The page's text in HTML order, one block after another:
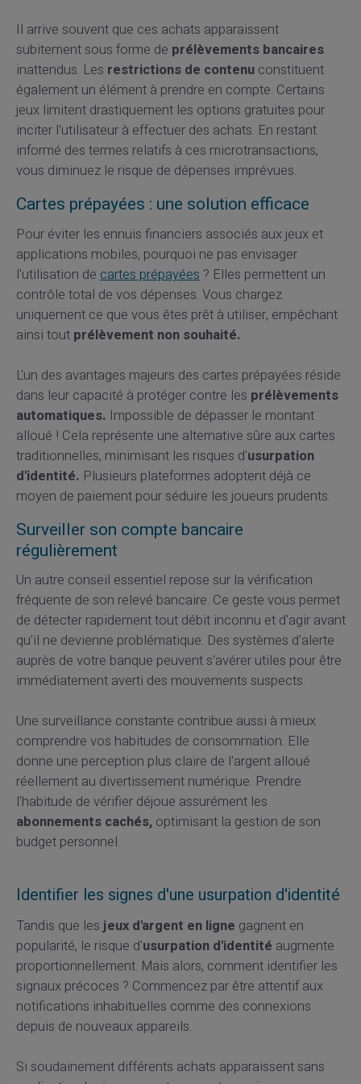
Il arrive souvent que ces achats apparaissent
subitement sous forme de prélèvements bancaires
inattendus. Les restrictions de contenuconstituent
également un élément à prendre en compte. Certains
jeux limitent drastiquement les options gratuites pour
inciter l'utilisateur à effectuer des achats. En restant
informé des termes relatifs à ces microtransactions,
vous diminuez le risque de dépenses imprévues.
Cartes prépayées : une solution efficace
Pour éviter les ennuis financiers associés aux jeux et
applications mobiles, pourquoi ne pas envisager
l'utilisation de cartes prépayées ? Elles permettent un
contrôle total de vos dépenses. Vous chargez
uniquement ce que vous êtes prêt à utiliser, empêchant
ainsi tout prélèvement non souhaité.
L'un des avantages majeurs des cartes prépayées réside
dans leur capacité à protéger contre les prélèvements
automatiques. Impossible de dépasser le montant
alloué ! Cela représente une alternative sûre aux cartes
traditionnelles, minimisant les risques d'usurpation
d'identité. Plusieurs plateformes adoptent déjà ce
moyen de paiement pour séduire les joueurs prudents.
Surveiller son compte bancaire
régulièrement
Un autre conseil essentiel repose sur la vérification
fréquente de son relevé bancaire. Ce geste vous permet
de détecter rapidement tout débit inconnu et d'agir avant
qu'il ne devienne problématique. Des systèmes d'alerte
auprès de votre banque peuvent s'avérer utiles pour être
immédiatement averti des mouvements suspects.
Une surveillance constante contribue aussi à mieux
comprendre vos habitudes de consommation. Elle
donne une perception plus claire de l'argent alloué
réellement au divertissement numérique. Prendre
l'habitude de vérifier déjoue assurément les
abonnements cachés,optimisant la gestion de son
budget personnel.
Identifier les signes d'une usurpation d'identité
Tandis que les jeux d'argent en ligne gagnent en
popularité, le risque d'usurpation d'identité augmente
proportionnellement. Mais alors, comment identifier les
signaux précoces ? Commencez par être attentif aux
notifications inhabituelles comme des connexions
depuis de nouveaux appareils.
Si soudainement différents achats apparaissent sans